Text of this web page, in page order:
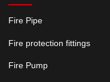
Fire Pipe
Fire protection fittings
Fire Pump